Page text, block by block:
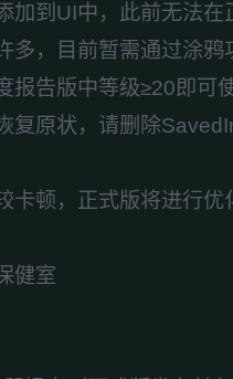
到UI中，此前无法在
，目前暂需通过涂鸦
报告版中等级≥20即可
复原状，请删除
卡顿，正式版将进行优
健室